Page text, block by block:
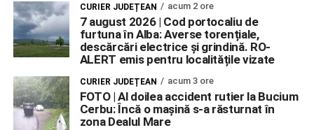
CURIER JUDEȚEAN acum 2 ore
7 august 2026 | Cod portocaliu de
furtuna în Alba: Averse torențiale,
descărcări electrice și grindină. RO-
ALERT emis pentru localitățile vizate
CURIER JUDEȚEAN acum 3 ore
FOTO | Al doilea accident rutier la Bucium
Cerbu: Încă o mașină s-a răsturnat în
zona Dealul Mare